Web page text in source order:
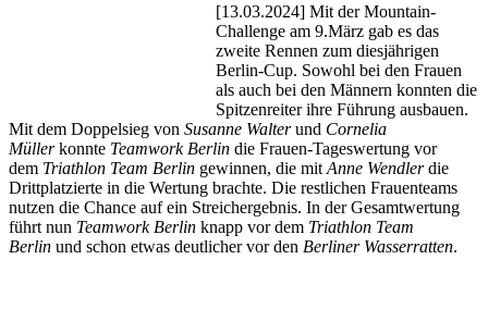
[13.03.2024] Mit der Mountain-
Challenge am 9.März gab es das
zweite Rennen zum diesjährigen
Berlin-Cup. Sowohl bei den Frauen
als auch bei den Männern konnten die
Spitzenreiter ihre Führung ausbauen.
Mit dem Doppelsieg von Susanne Walterund Cornelia
Müllerkonnte Teamwork Berlin die Frauen-Tageswertung vor
dem Triathlon Team Berlin gewinnen, die mit Anne Wendlerdie
Drittplatzierte in die Wertung brachte. Die restlichen Frauenteams
nutzen die Chance auf ein Streichergebnis. In der Gesamtwertung
führt nun Teamwork Berlin knapp vor dem Triathlon Team
Berlin und schon etwas deutlicher vor den Berliner Wasserratten.